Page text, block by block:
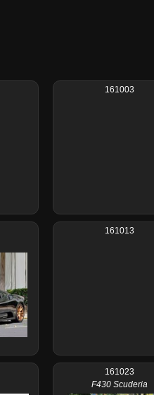
161003
161013
161023
F430 Scuderia